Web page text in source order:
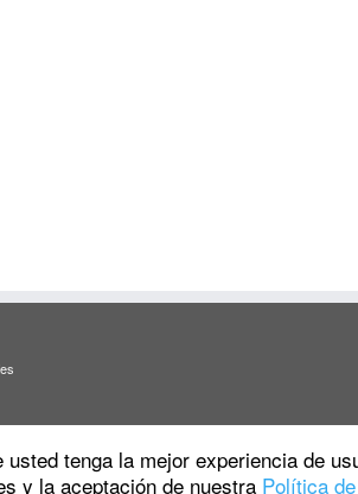
·© 2026La Tortuga
tenga la mejor experiencia de
y la aceptación de nuestra Política